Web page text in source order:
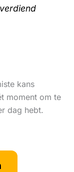
kans
moment om te
dag hebt.